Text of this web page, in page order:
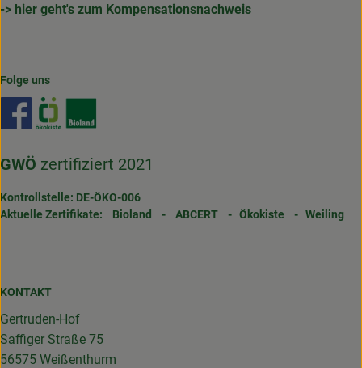
-> hier geht's zum Kompensationsnachweis
Folge uns
Externer Link zu https://www.facebook.com/
GWÖ zertifiziert 2021
Kontrollstelle: DE-ÖKO-006
Aktuelle Zertifikate: Bioland - ABCERT - Ökokiste - Weiling
KONTAKT
Gertruden-Hof
Saffiger Straße 75
56575 Weißenthurm